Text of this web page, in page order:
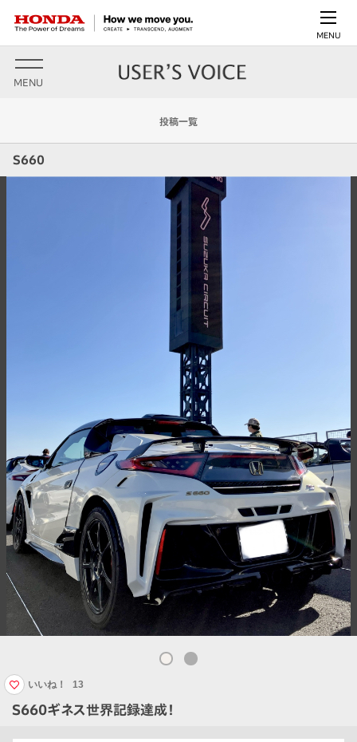
MENU
MENU
投稿一覧
S660
S660ギネス世界記録達成！
いいね！ 13